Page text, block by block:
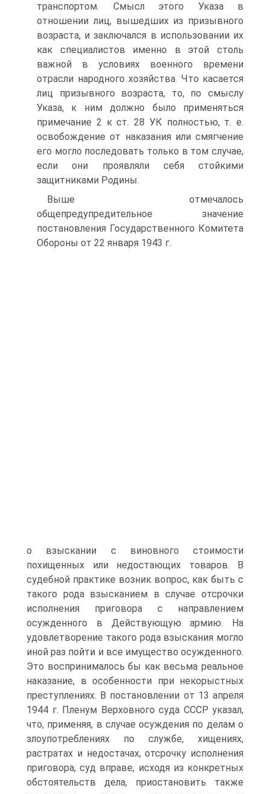
транспортом. Смысл этого Указа в
отношении лиц, вышедших из призывного
возраста, и заключался в использовании их
как специалистов именно в этой столь
важной в условиях военного времени
отрасли народного хозяйства. Что касается
лиц призывного возраста, то, по смыслу
Указа, к ним должно было применяться
примечание 2 к ст. 28 УК полностью, т. е.
освобождение от наказания или смягчение
его могло последовать только в том случае,
если они проявляли себя стойкими
защитниками Родины.
Выше отмечалось
общепредупредительное значение
постановления Государственного Комитета
Обороны от 22 января 1943 г.
о взыскании с виновного стоимости
похищенных или недостающих товаров. В
судебной практике возник вопрос, как быть с
такого рода взысканием в случае отсрочки
исполнения приговора с направлением
осужденного в Действующую армию. На
удовлетворение такого рода взыскания могло
иной раз пойти и все имущество осужденного.
Это воспринималось бы как весьма реальное
наказание, в особенности при некорыстных
преступлениях. В постановлении от 13 апреля
1944 г. Пленум Верховного суда СССР указал,
что, применяя, в случае осуждения по делам о
злоупотреблениях по службе, хищениях,
растратах и недостачах, отсрочку исполнения
приговора, суд вправе, исходя из конкретных
обстоятельств дела, приостановить также